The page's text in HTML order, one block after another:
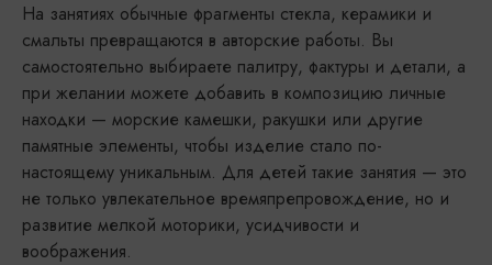
На занятиях обычные фрагменты стекла, керамики и
смальты превращаются в авторские работы. Вы
самостоятельно выбираете палитру, фактуры и детали, а
при желании можете добавить в композицию личные
находки — морские камешки, ракушки или другие
памятные элементы, чтобы изделие стало по-
настоящему уникальным. Для детей такие занятия — это
не только увлекательное времяпрепровождение, но и
развитие мелкой моторики, усидчивости и
воображения.